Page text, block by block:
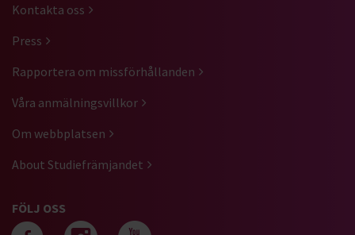
Kontakta oss
Press
Rapportera om missförhållanden
Våra anmälningsvillkor
Om webbplatsen
About Studiefrämjandet
FÖLJ OSS